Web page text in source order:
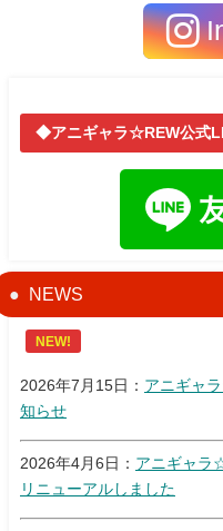
◆アニギャラ☆REW公式
NEWS
NEW!
2026年7月15日： アニギャ
知らせ
2026年4月6日： アニギャラ
リニューアルしました